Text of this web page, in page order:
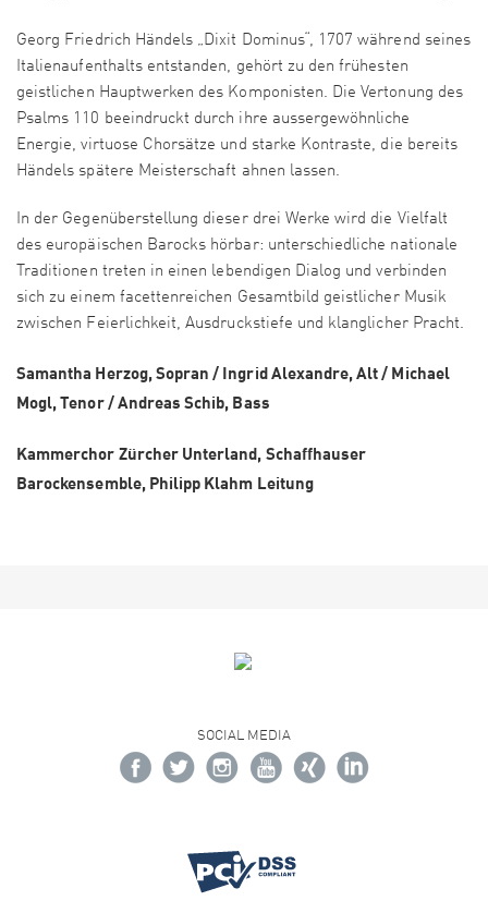
Georg Friedrich Händels „Dixit Dominus“, 1707 während seines
Italienaufenthalts entstanden, gehört zu den frühesten
geistlichen Hauptwerken des Komponisten. Die Vertonung des
Psalms 110 beeindruckt durch ihre aussergewöhnliche
Energie, virtuose Chorsätze und starke Kontraste, die bereits
Händels spätere Meisterschaft ahnen lassen.
In der Gegenüberstellung dieser drei Werke wird die Vielfalt
des europäischen Barocks hörbar: unterschiedliche nationale
Traditionen treten in einen lebendigen Dialog und verbinden
sich zu einem facettenreichen Gesamtbild geistlicher Musik
zwischen Feierlichkeit, Ausdruckstiefe und klanglicher Pracht.
Samantha Herzog, Sopran / Ingrid Alexandre, Alt / Michael
Mogl, Tenor / Andreas Schib, Bass
Kammerchor Zürcher Unterland, Schaffhauser
Barockensemble, Philipp Klahm Leitung
SOCIAL MEDIA